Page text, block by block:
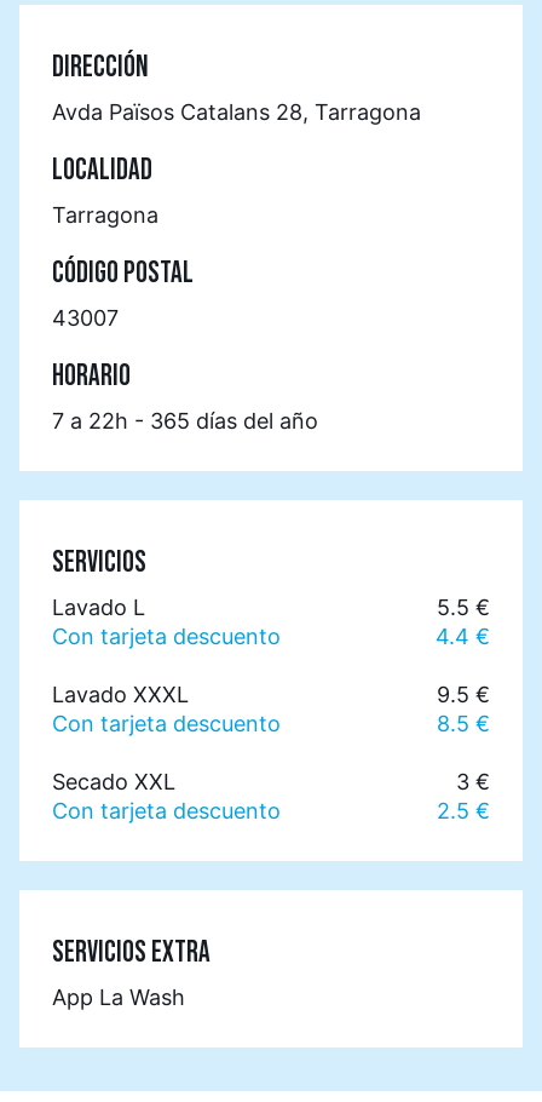
DIRECCIÓN
Avda Països Catalans 28, Tarragona
LOCALIDAD
Tarragona
CÓDIGO POSTAL
43007
HORARIO
7 a 22h - 365 días del año
SERVICIOS
Lavado L
5.5 €
Con tarjeta descuento
4.4 €
Lavado XXXL
9.5 €
Con tarjeta descuento
8.5 €
Secado XXL
3 €
Con tarjeta descuento
2.5 €
SERVICIOS EXTRA
App La Wash